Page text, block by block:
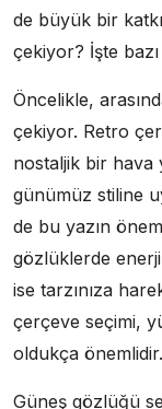
de büyük bir
çekiyor? İşte
Öncelikle,
çekiyor. Retro
nostaljik bir hava
günümüz stiline
de bu yazın
gözlüklerde
ise tarzınıza
çerçeve seçimi,
oldukça önemlidir.
Güneş gözlüğü